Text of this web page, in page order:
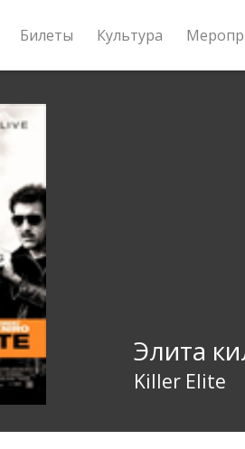
Билеты Культура
Элита
Killer Elite